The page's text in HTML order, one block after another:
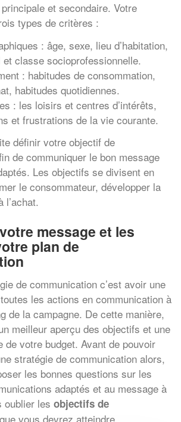
et secondaire. Votre
types de critères :
: âge, sexe, lieu d’habitation,
classe socioprofessionnelle.
: habitudes de consommation,
habitudes quotidiennes.
: les loisirs et centres d’intérêts,
et frustrations de la vie courante.
définir votre objectif de
de communiquer le bon message
Les objectifs se divisent en
le consommateur, développer la
l’achat.
message et les
plan de
de communication c’est avoir une
les actions en communication à
de la campagne. De cette manière,
meilleur aperçu des objectifs et une
de votre budget. Avant de pouvoir
stratégie de communication alors,
les bonnes questions sur les
adaptés et au message à
oublier les objectifs de
que vous devrez atteindre.